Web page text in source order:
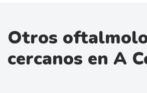
Otros
cercanos en A